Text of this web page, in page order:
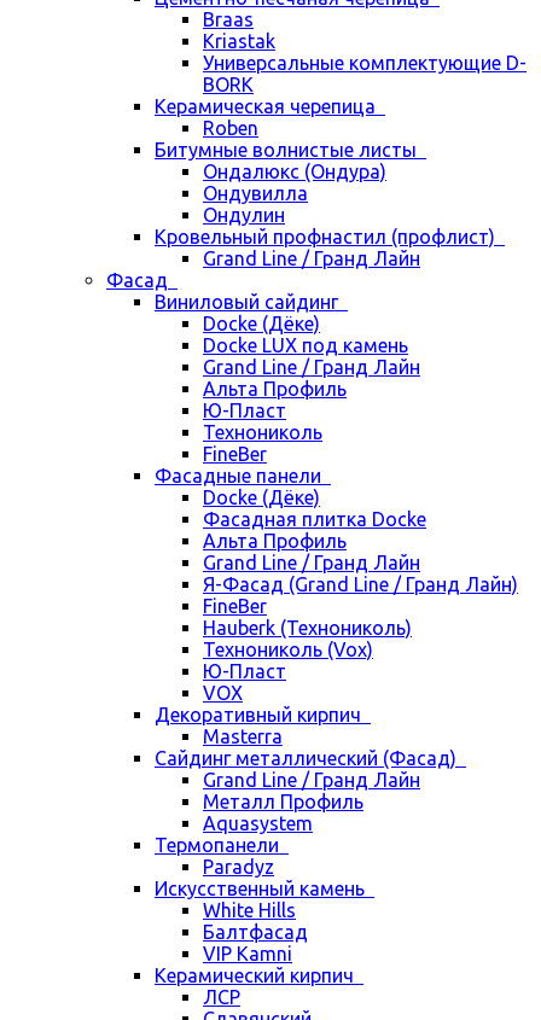
Braas
Kriastak
Универсальные комплектующие D-
BORK
Керамическая черепица
Roben
Битумные волнистые листы
Ондалюкс (Ондура)
Ондувилла
Ондулин
Кровельный профнастил (профлист)
Grand Line / Гранд Лайн
Фасад
Виниловый сайдинг
Docke (Дёке)
Docke LUX под камень
Grand Line / Гранд Лайн
Альта Профиль
Ю-Пласт
Технониколь
FineBer
Фасадные панели
Docke (Дёке)
Фасадная плитка Docke
Альта Профиль
Grand Line / Гранд Лайн
Я-Фасад (Grand Line / Гранд Лайн)
FineBer
Hauberk (Технониколь)
Технониколь (Vox)
Ю-Пласт
VOX
Декоративный кирпич
Masterra
Сайдинг металлический (Фасад)
Grand Line / Гранд Лайн
Металл Профиль
Aquasystem
Термопанели
Paradyz
Искусственный камень
White Hills
Балтфасад
VIP Kamni
Керамический кирпич
ЛСР